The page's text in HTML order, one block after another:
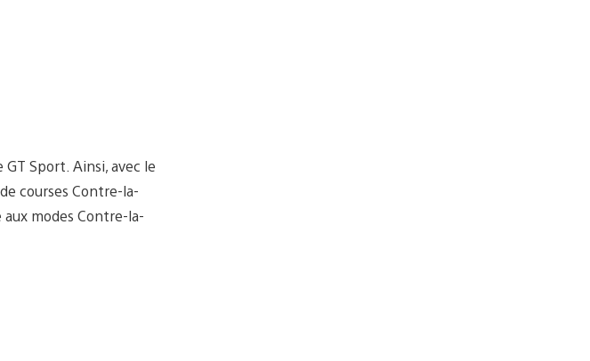
Sport. Ainsi, avec le
courses Contre-la-
modes Contre-la-